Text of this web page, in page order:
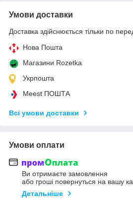
Умови доставки
Доставка здійснюється тільки по
Нова Пошта
Магазини Rozetka
Укрпошта
Meest ПОШТА
Всі умови доставки
Умови оплати
Ви отримаєте замовлення
або гроші повернуться на вашу
Детальніше